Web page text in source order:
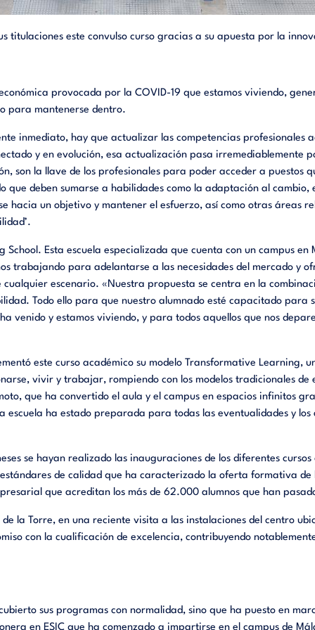
titulaciones este convulso curso gracias a su apuesta por la
provocada por la COVID-19 que estamos viviendo,
para mantenerse dentro.
inmediato, hay que actualizar las competencias profesionales
y en evolución, esa actualización pasa irremediablemente
son la llave de los profesionales para poder acceder a puestos
que deben sumarse a habilidades como la adaptación al
hacia un objetivo y mantener el esfuerzo, así como otras áreas
School. Esta escuela especializada que cuenta con un campus
trabajando para adelantarse a las necesidades del mercado y
escenario. «Nuestra propuesta se centra en la
Todo ello para que nuestro alumnado esté capacitado para
venido y estamos viviendo, y para todos aquellos que nos
este curso académico su modelo Transformative Learning,
vivir y trabajar, rompiendo con los modelos tradicionales de
que ha convertido el aula y el campus en espacios infinitos
escuela ha estado preparada para todas las eventualidades y
se hayan realizado las inauguraciones de los diferentes
de calidad que ha caracterizado la oferta formativa de
que acreditan los más de 62.000 alumnos que han
la Torre, en una reciente visita a las instalaciones del centro
con la cualificación de excelencia, contribuyendo
sus programas con normalidad, sino que ha puesto en
en ESIC que ha comenzado a impartirse en el campus de